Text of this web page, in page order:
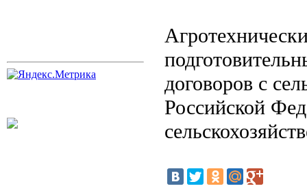
договоров с
Российской